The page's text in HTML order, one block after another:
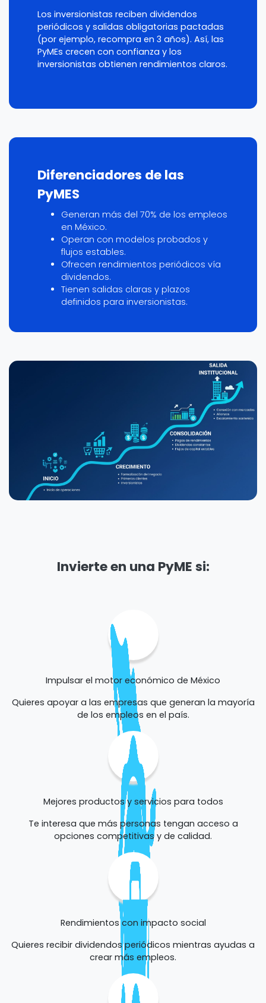
Los inversionistas reciben dividendos
periódicos y salidas obligatorias pactadas
(por ejemplo, recompra en 3 años). Así, las
PyMEs crecen con confianza y los
inversionistas obtienen rendimientos claros.
Diferenciadores de las
PyMES
Generan más del 70% de los empleos
en México.
Operan con modelos probados y
flujos estables.
Ofrecen rendimientos periódicos vía
dividendos.
Tienen salidas claras y plazos
definidos para inversionistas.
Invierte en una PyME si:
Impulsar el motor económico de México
Quieres apoyar a las empresas que generan la mayoría
de los empleos en el país.
Mejores productos y servicios para todos
Te interesa que más personas tengan acceso a
opciones competitivas y de calidad.
Rendimientos con impacto social
Quieres recibir dividendos periódicos mientras ayudas a
crear más empleos.